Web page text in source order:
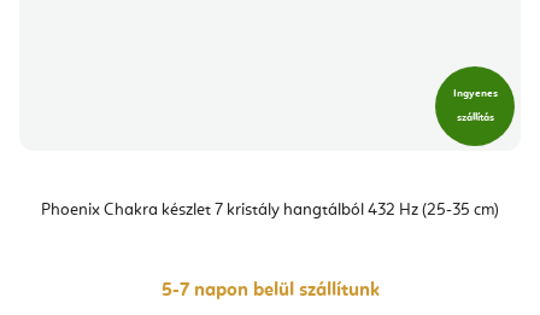
Ingyenes
szállítás
Phoenix Chakra készlet 7 kristály hangtálból 432 Hz (25-35 cm)
5-7 napon belül szállítunk